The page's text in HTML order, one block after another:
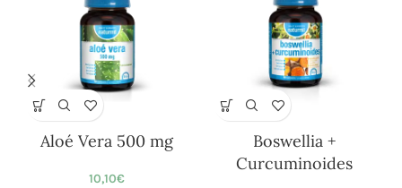
Aloé Vera 500 mg
10,10€
Boswellia +
Curcuminoides